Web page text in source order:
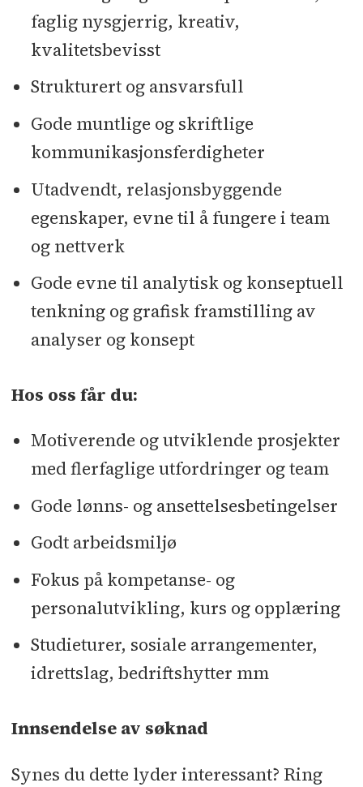
faglig nysgjerrig, kreativ,
kvalitetsbevisst
Strukturert og ansvarsfull
Gode muntlige og skriftlige
kommunikasjonsferdigheter
Utadvendt, relasjonsbyggende
egenskaper, evne til å fungere i team
og nettverk
Gode evne til analytisk og konseptuell
tenkning og grafisk framstilling av
analyser og konsept
Hos oss får du:
Motiverende og utviklende prosjekter
med flerfaglige utfordringer og team
Gode lønns- og ansettelsesbetingelser
Godt arbeidsmiljø
Fokus på kompetanse- og
personalutvikling, kurs og opplæring
Studieturer, sosiale arrangementer,
idrettslag, bedriftshytter mm
Innsendelse av søknad
Synes du dette lyder interessant? Ring